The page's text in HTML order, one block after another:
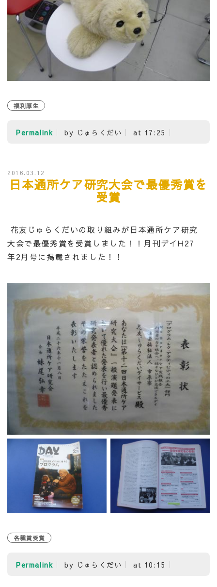
福利厚生
Permalink by じゅらくだい at 17:25
2016.03.12
日本通所ケア研究大会で最優秀賞を
受賞
花友じゅらくだいの取り組みが日本通所ケア研究
大会で最優秀賞を受賞しました！！月刊デイH27
年2月号に掲載されました！！
各種賞受賞
Permalink by じゅらくだい at 10:15